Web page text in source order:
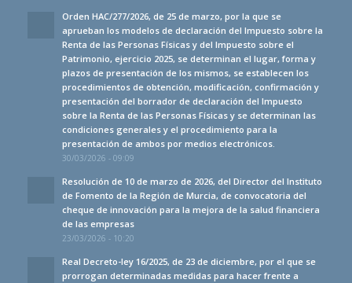
Orden HAC/277/2026, de 25 de marzo, por la que se
aprueban los modelos de declaración del Impuesto sobre la
Renta de las Personas Físicas y del Impuesto sobre el
Patrimonio, ejercicio 2025, se determinan el lugar, forma y
plazos de presentación de los mismos, se establecen los
procedimientos de obtención, modificación, confirmación y
presentación del borrador de declaración del Impuesto
sobre la Renta de las Personas Físicas y se determinan las
condiciones generales y el procedimiento para la
presentación de ambos por medios electrónicos.
30/03/2026 - 09:09
Resolución de 10 de marzo de 2026, del Director del Instituto
de Fomento de la Región de Murcia, de convocatoria del
cheque de innovación para la mejora de la salud financiera
de las empresas
23/03/2026 - 10:20
Real Decreto-ley 16/2025, de 23 de diciembre, por el que se
prorrogan determinadas medidas para hacer frente a